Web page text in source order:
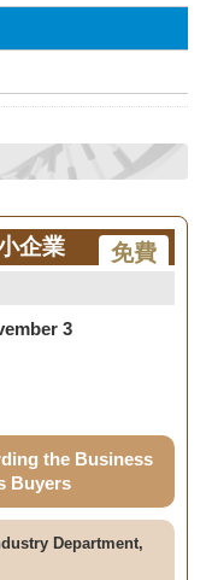
免費
企業
3
the Business
Buyers
Department,